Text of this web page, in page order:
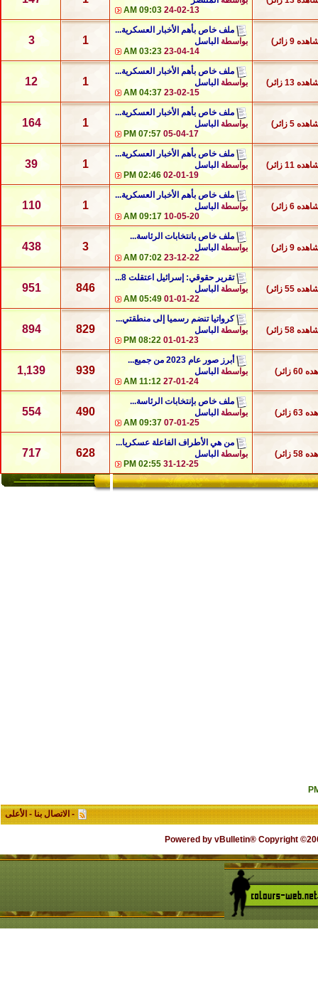
24-02-13
09:03 AM
9 زائر)
ملف خاص بأهم الأخبار العسكرية...
بواسطة الباسل
23-04-14
03:23 AM
1
3
13 زائر)
ملف خاص بأهم الأخبار العسكرية...
بواسطة الباسل
23-02-15
04:37 AM
1
12
5 زائر)
ملف خاص بأهم الأخبار العسكرية...
بواسطة الباسل
05-04-17
07:57 PM
1
164
11 زائر)
ملف خاص بأهم الأخبار العسكرية...
بواسطة الباسل
02-01-19
02:46 PM
1
39
6 زائر)
ملف خاص بأهم الأخبار العسكرية...
بواسطة الباسل
10-05-20
09:17 AM
1
110
9 زائر)
ملف خاص بانتخابات الرئاسة...
بواسطة الباسل
23-12-22
07:02 AM
3
438
55 زائر)
تقرير حقوقي: إسرائيل اعتقلت 8...
بواسطة الباسل
01-01-22
05:49 AM
846
951
58 زائر)
كرواتيا تنضم رسميا إلى منطقتي...
بواسطة الباسل
01-01-23
08:22 PM
829
894
زائر)
أبرز صور عام 2023 من جميع...
بواسطة الباسل
27-01-24
11:12 AM
939
1,139
زائر)
ملف خاص بإنتخابات الرئاسة...
بواسطة الباسل
07-01-25
09:37 AM
490
554
زائر)
من هي الأطراف الفاعلة عسكريا...
بواسطة الباسل
31-12-25
02:55 PM
628
717
- الاتصال بنا - الأعلى
Powered by vBulletin® Copyright